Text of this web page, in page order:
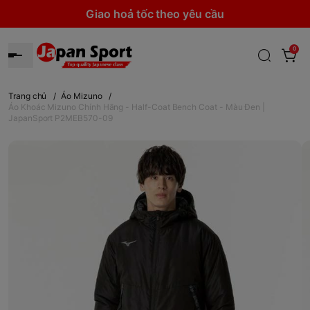
Giao hoả tốc theo yêu cầu
0
Trang chủ / Áo Mizuno
/
Áo Khoác Mizuno Chính Hãng - Half-Coat Bench Coat - Màu Đen |
JapanSport P2MEB570-09